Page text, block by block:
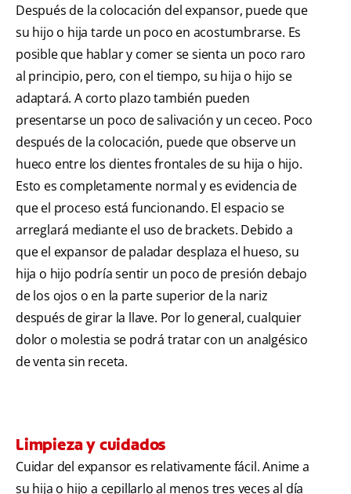
Después de la colocación del expansor, puede que
su hijo o hija tarde un poco en acostumbrarse. Es
posible que hablar y comer se sienta un poco raro
al principio, pero, con el tiempo, su hija o hijo se
adaptará. A corto plazo también pueden
presentarse un poco de salivación y un ceceo. Poco
después de la colocación, puede que observe un
hueco entre los dientes frontales de su hija o hijo.
Esto es completamente normal y es evidencia de
que el proceso está funcionando. El espacio se
arreglará mediante el uso de brackets. Debido a
que el expansor de paladar desplaza el hueso, su
hija o hijo podría sentir un poco de presión debajo
de los ojos o en la parte superior de la nariz
después de girar la llave. Por lo general, cualquier
dolor o molestia se podrá tratar con un analgésico
de venta sin receta.
Limpieza y cuidados
Cuidar del expansor es relativamente fácil. Anime a
su hija o hijo a cepillarlo al menos tres veces al día